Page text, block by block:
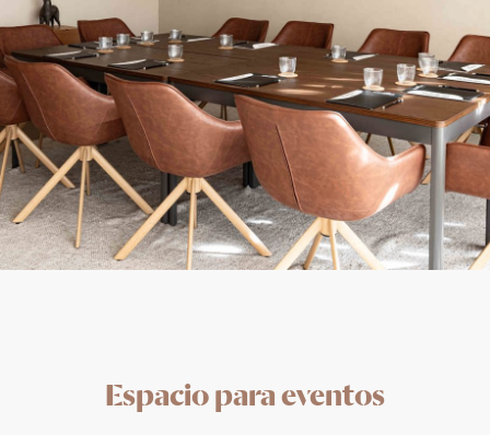
Espacio para eventos